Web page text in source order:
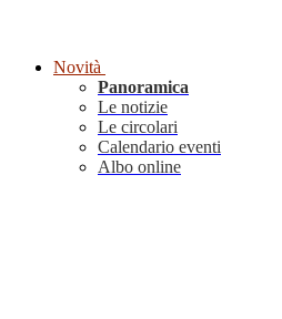
Novità
Panoramica
Le notizie
Le circolari
Calendario eventi
Albo online